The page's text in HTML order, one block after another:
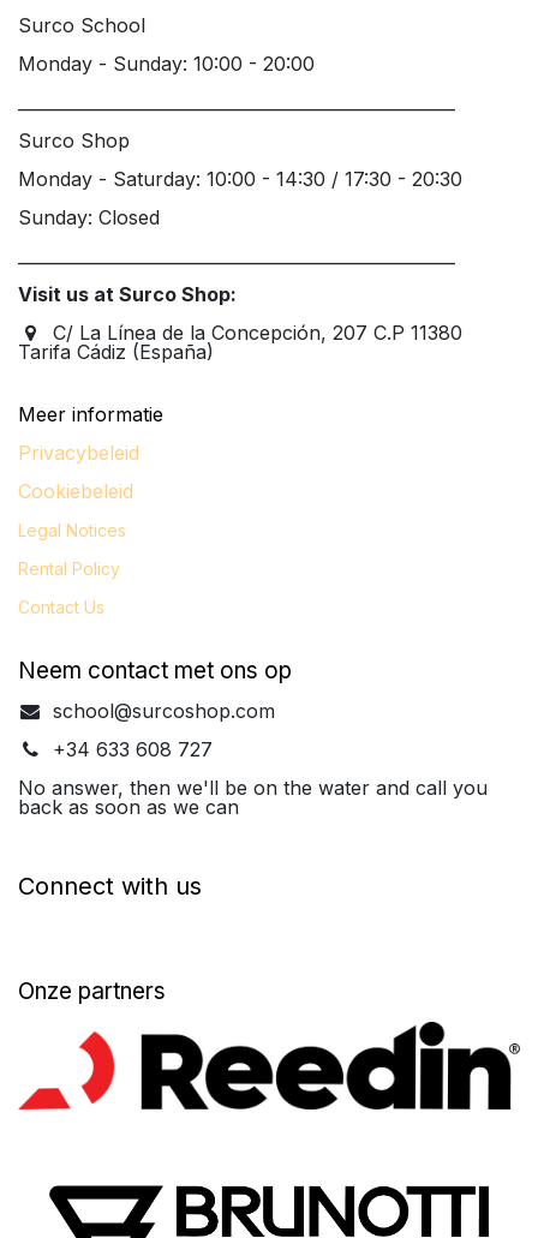
Surco School
Monday - Sunday: 10:00 - 20:00
Surco Shop
Monday - Saturday: 10:00 - 14:30 / 17:30 - 20:30
Sunday: Closed
Visit us at Surco Shop:
C/ La Línea de la Concepción, 207 C.P 11380
Tarifa Cádiz (España)
Meer informatie
Privacybeleid
Cookiebeleid
Legal Notices
Rental Policy
Contact Us
Neem contact met ons op
school@surcoshop.com
+34 633 608 727
No answer, then we'll be on the water and call you
back as soon as we can
Connect with us
Onze partners